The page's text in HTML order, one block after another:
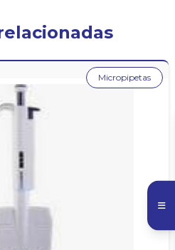
Micropipetas